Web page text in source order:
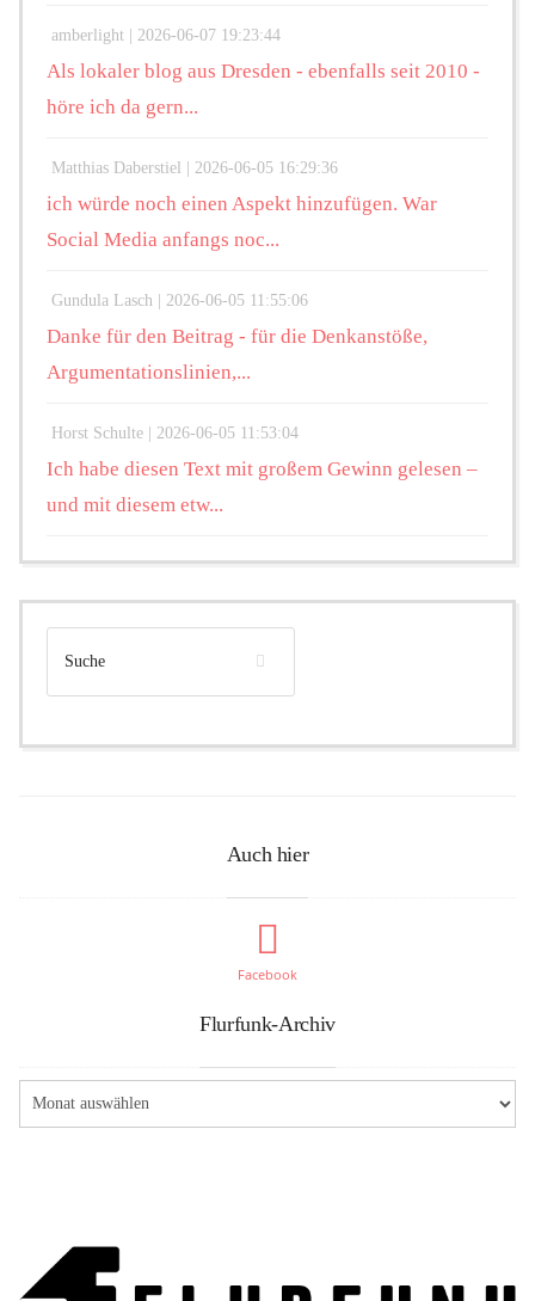
amberlight | 2026-06-07 19:23:44
Als lokaler blog aus Dresden - ebenfalls seit 2010 -
höre ich da gern...
Matthias Daberstiel | 2026-06-05 16:29:36
ich würde noch einen Aspekt hinzufügen. War
Social Media anfangs noc...
Gundula Lasch | 2026-06-05 11:55:06
Danke für den Beitrag - für die Denkanstöße,
Argumentationslinien,...
Horst Schulte | 2026-06-05 11:53:04
Ich habe diesen Text mit großem Gewinn gelesen –
und mit diesem etw...
Auch hier
Facebook
Flurfunk-Archiv